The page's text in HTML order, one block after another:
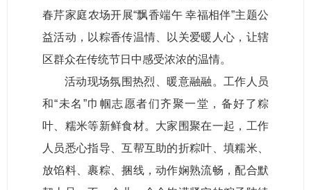
春芹家庭农场开展“飘香端午 幸福相伴”主题公
益活动，以粽香传温情、以关爱暖人心，让辖
区群众在传统节日中感受浓浓的温情。
活动现场氛围热烈、暖意融融。工作人员
和“未名”巾帼志愿者们齐聚一堂，备好了粽
叶、糯米等新鲜食材。大家围聚在一起，工作
人员悉心指导、互帮互助的折粽叶、填糯米、
放馅料、裹粽、捆线，动作娴熟流畅，配合默